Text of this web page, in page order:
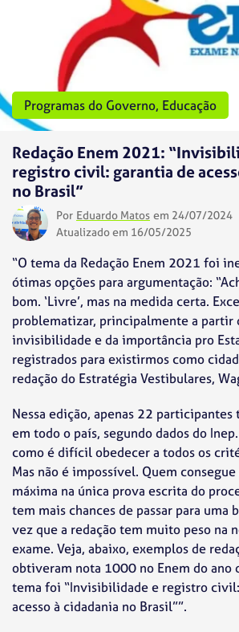
Programas do Governo, Educação
Redação Enem 2021:
registro civil: garantia de
no Brasil”
Por Eduardo Matos em 24/07/2024
Atualizado em 16/05/2025
“O tema da Redação Enem 2021 foi
ótimas opções para argumentação:
bom. ‘Livre’, mas na medida certa.
problematizar, principalmente a partir
invisibilidade e da importância pro
registrados para existirmos como
redação do Estratégia Vestibulares,
Nessa edição, apenas 22
em todo o país, segundo dados do
como é difícil obedecer a todos os
Mas não é impossível. Quem
máxima na única prova escrita do
tem mais chances de passar para uma
vez que a redação tem muito peso na
exame. Veja, abaixo, exemplos de
obtiveram nota 1000 no Enem do ano
tema foi “Invisibilidade e registro
acesso à cidadania no Brasil””.